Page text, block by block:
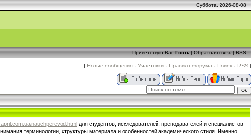
Суббота, 2026-08-08
Приветствую Вас Гость|Обратная связь|RSS
[ Новые сообщения · Участники · Правила форума · Поиск · RSS ]
nauchperevod.html для студентов, исследователей, преподавателей и специалистов
терминологии, структуры материала и особенностей академического стиля. Именно